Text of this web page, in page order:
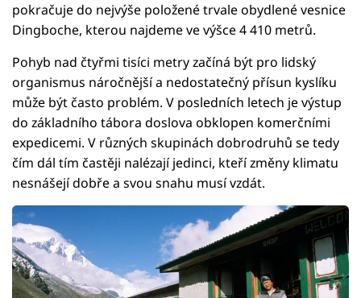
pokračuje do nejvýše položené trvale obydlené vesnice
Dingboche, kterou najdeme ve výšce 4 410 metrů.
Pohyb nad čtyřmi tisíci metry začíná být pro lidský
organismus náročnější a nedostatečný přísun kyslíku
může být často problém. V posledních letech je výstup
do základního tábora doslova obklopen komerčními
expedicemi. V různých skupinách dobrodruhů se tedy
čím dál tím častěji nalézají jedinci, kteří změny klimatu
nesnášejí dobře a svou snahu musí vzdát.